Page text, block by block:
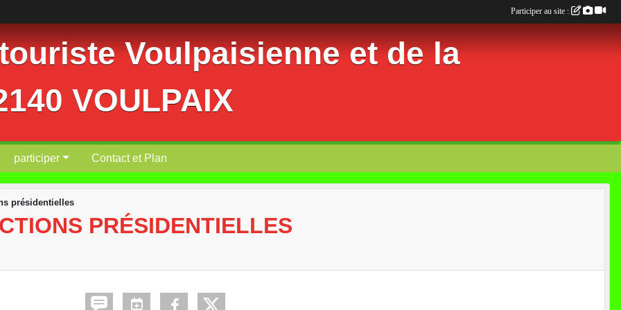
Voulpaisienne et de la
VOULPAIX
participer Contact et Plan
présidentielles
PRÉSIDENTIELLES
Participer au site :